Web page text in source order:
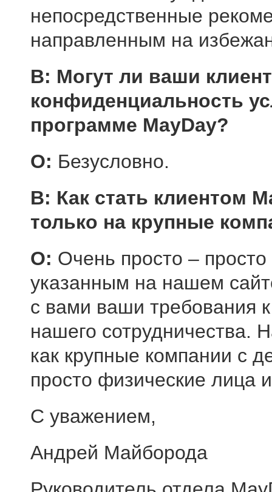
непосредственные
направленным на
В: Могут ли ваши
конфиденциальность
программе MayDay?
О: Безусловно.
В: Как стать клиентом
только на крупные
О: Очень просто –
указанным на нашем
с вами ваши требования
нашего сотрудничества.
как крупные компании с
просто физические лица
С уважением,
Андрей Майборода